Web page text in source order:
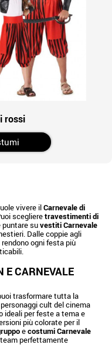
rossi
vivere ilCarnevale di
sceglieretravestimenti di
puntare suvestiti Carnevale
Dalle coppie agli
ogni festa più
E CARNEVALE
trasformare tutta la
cult del cinema
ideali per feste a tema e
più colorate per il
ecostumi Carnevale
perfettamente